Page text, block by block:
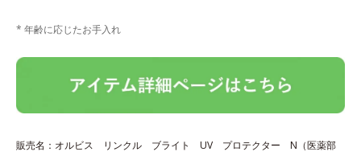
* 年齢に応じたお手入れ
販売名：オルビス リンクル ブライト UV プロテクター N（医薬部